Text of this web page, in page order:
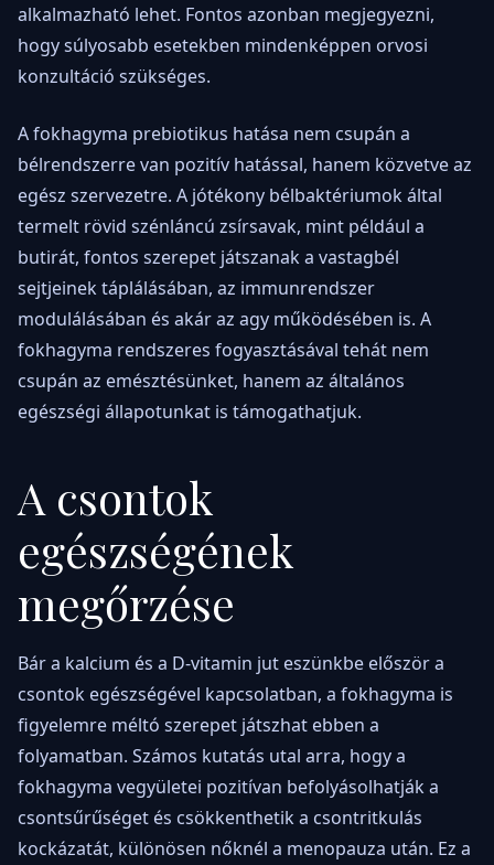
alkalmazható lehet. Fontos azonban megjegyezni,
hogy súlyosabb esetekben mindenképpen orvosi
konzultáció szükséges.
A fokhagyma prebiotikus hatása nem csupán a
bélrendszerre van pozitív hatással, hanem közvetve az
egész szervezetre. A jótékony bélbaktériumok által
termelt rövid szénláncú zsírsavak, mint például a
butirát, fontos szerepet játszanak a vastagbél
sejtjeinek táplálásában, az immunrendszer
modulálásában és akár az agy működésében is. A
fokhagyma rendszeres fogyasztásával tehát nem
csupán az emésztésünket, hanem az általános
egészségi állapotunkat is támogathatjuk.
A csontok
egészségének
megőrzése
Bár a kalcium és a D-vitamin jut eszünkbe először a
csontok egészségével kapcsolatban, a fokhagyma is
figyelemre méltó szerepet játszhat ebben a
folyamatban. Számos kutatás utal arra, hogy a
fokhagyma vegyületei pozitívan befolyásolhatják a
csontsűrűséget és csökkenthetik a csontritkulás
kockázatát, különösen nőknél a menopauza után. Ez a